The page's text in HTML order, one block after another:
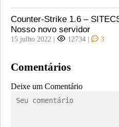
Counter-Strike 1.6 –
Nosso novo servidor
15 julho 2022 | 12734 | 3
Comentários
Deixe um Comentário